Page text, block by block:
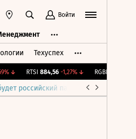
Войти
Техуспех
↓ RTSI 884,56 -1,27%↓ RGBI 115,4
российский парламент